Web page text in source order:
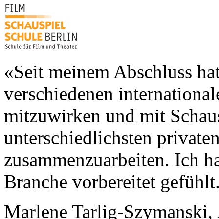
«Seit meinem Abschluss
verschiedenen
mitzuwirken und mit
unterschiedlichsten
zusammenzuarbeiten. Ich
Branche vorbereitet
Marlene Tarlig-